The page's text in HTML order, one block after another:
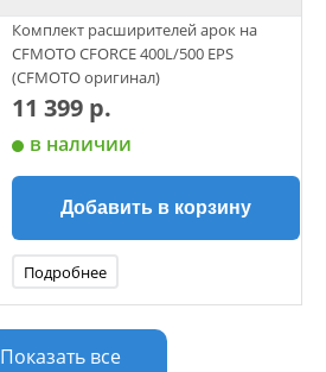
Комплект расширителей арок на
CFMOTO CFORCE 400L/500 EPS
(CFMOTO оригинал)
11 399 р.
в наличии
Добавить в корзину
Подробнее
Показать все